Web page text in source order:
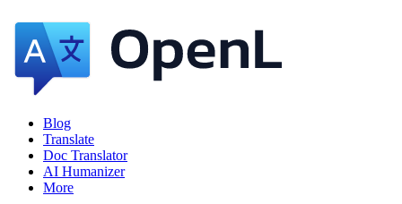
Blog
Translate
Doc Translator
AI Humanizer
More